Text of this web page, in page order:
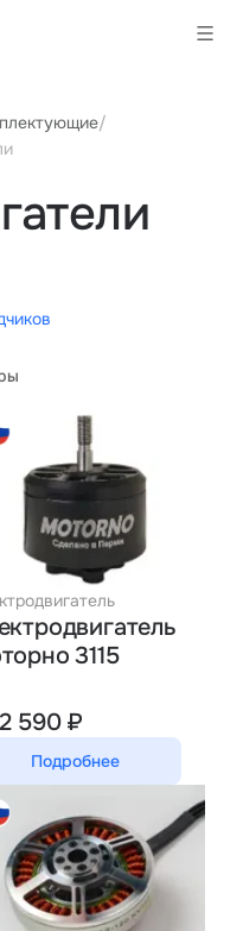
/
3115
590 ₽
Подробнее